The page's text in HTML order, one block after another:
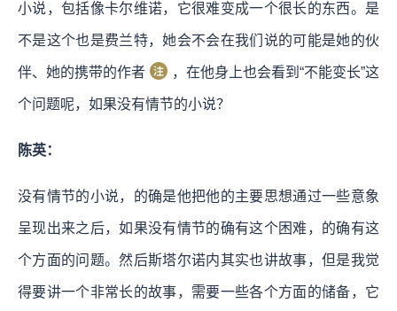
小说，包括像卡尔维诺，它很难变成一个很长的东西。是
不是这个也是费兰特，她会不会在我们说的可能是她的伙
伴、她的携带的作者 ，在他身上也会看到“不能变长”这
个问题呢，如果没有情节的小说？
陈英：
没有情节的小说，的确是他把他的主要思想通过一些意象
呈现出来之后，如果没有情节的确有这个困难，的确有这
个方面的问题。然后斯塔尔诺内其实也讲故事，但是我觉
得要讲一个非常长的故事，需要一些各个方面的储备，它